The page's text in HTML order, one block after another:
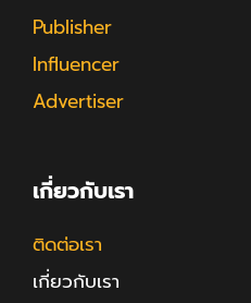
Publisher
Influencer
Advertiser
เกี่ยวกับเรา
ติดต่อเรา
เกี่ยวกับเรา